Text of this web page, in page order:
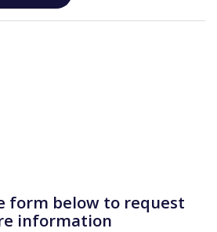
form below to request
information